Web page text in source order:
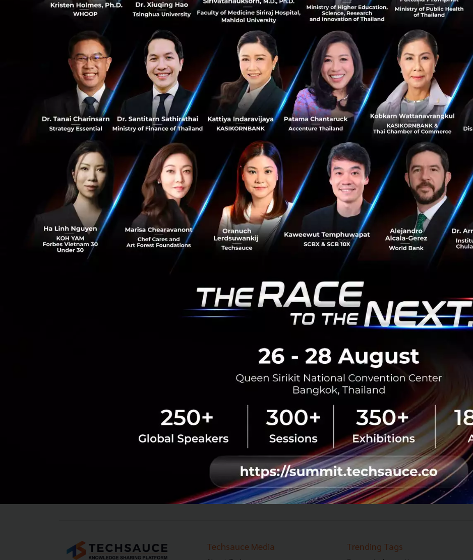
สิงหาคม 5, 2026| ByTechsauce Team
0
Tech & Biz Startup Series Market Insight to Opportunities
นักวิจัยค้นพบวิธีเปลี่ยนขยะพลาสติก เป็นเชื้อเพลิง
ไฮโดรเจน โดยไม่ต้องคัดแยกประเภท
นักวิจัย UCLA ค้นพบวิธีเปลี่ยนขยะพลาสติกเป็น ‘เชื้อเพลิง
ไฮโดรเจน’ บริสุทธิ์สูง ด้วยเทคโนโลยี ATT โดยไม่ต้องคัดแยก
ประเภท ขับเคลื่อน Hydrogen Economy และเศรษฐกิจ
หมุนเวียน...
สิงหาคม 5, 2026
Techsauce Team
0
Sustainable Focus Alkaline Thermal Treatment
NECTEC ACE 2026 ฉลอง 40 ปี 'Legacy and
Beyond' รวม 4 ยุคเทคโนโลยีไทย พร้อมชวนมองบท
ต่อไปสู่ยุค AI และหุ่นยนต์ประจำบ้าน
NECTEC ฉลอง 40 ปีด้วยงาน NECTEC ACE 2026 ภายใต้แนวคิด
'Legacy and Beyond' รวม 4 ยุคเทคโนโลยีไทย พร้อมเวที
ตัม และหุ่นยนต์ 3 กั...
สิงหาคม 4, 2026| ByTechsauce Team
พ่อแม่จีนยอมจ่ายหลักหมื่น ส่งลูกเรียนการเงินตั้งแต่
ประถม หวังปั้น Warren Buffett รุ่นจิ๋ว
พ่อแม่ชาวจีนเริ่มหันมาส่งลูกเข้าค่ายพัฒนาทักษะด้านการเงิน
โดยหวังให้ลูกมีทักษะพื้นฐานติดตัว รู้วิธีการหาเงิน การลงทุน
และการทำธุรกิจตั้งแต่อายุยังน้อยจนกลายเป็นเทรนด์ที่หลาย
คนพูดว่...
สิงหาคม 4, 2026| ByTechsauce Team
News การเงิน การเรียน ประเทศจีน warren-buffett
8 ... 2763 2764 ›
Techsauce Media Trending Tags